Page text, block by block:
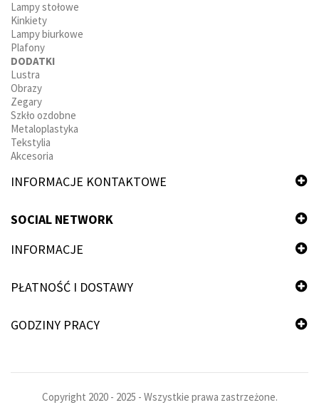
Lampy stołowe
Kinkiety
Lampy biurkowe
Plafony
DODATKI
Lustra
Obrazy
Zegary
Szkło ozdobne
Metaloplastyka
Tekstylia
Akcesoria
INFORMACJE KONTAKTOWE
SOCIAL NETWORK
INFORMACJE
PŁATNOŚĆ I DOSTAWY
GODZINY PRACY
Copyright 2020 - 2025 - Wszystkie prawa zastrzeżone.